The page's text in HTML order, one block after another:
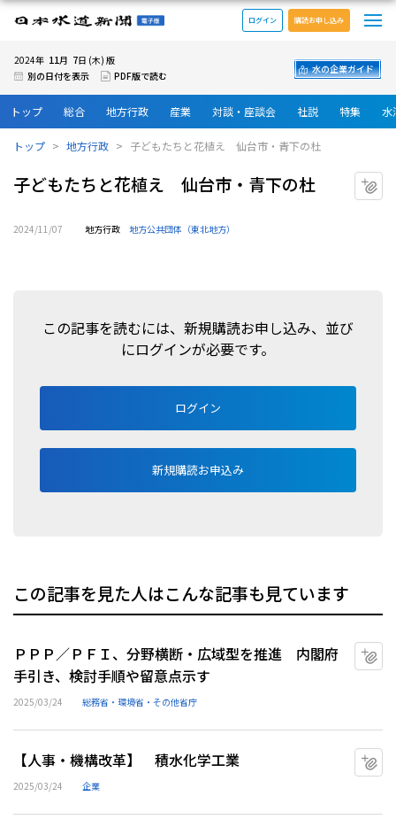
日本水道新聞 電子版
ログイン 購読お申し込み
2024年 11月 7日 (木) 版
別の日付を表示
PDF版で読む
水の企業ガイド
トップ 総合 地方行政 産業 対談・座談会 社説 特集 水
トップ 地方行政 子どもたちと花植え 仙台市・青下の杜
子どもたちと花植え 仙台市・青下の杜
2024/11/07 地方行政 地方公共団体（東北地方）
この記事を読むには、新規購読お申し込み、並び
にログインが必要です。
ログイン
新規購読お申込み
この記事を見た人はこんな記事も見ています
ＰＰＰ／ＰＦＩ、分野横断・広域型を推進 内閣府
手引き、検討手順や留意点示す
2025/03/24 総務省・環境省・その他省庁
【人事・機構改革】 積水化学工業
2025/03/24 企業